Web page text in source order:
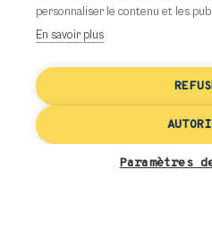
personnaliser le contenu et les
En savoir plus
Paramètres